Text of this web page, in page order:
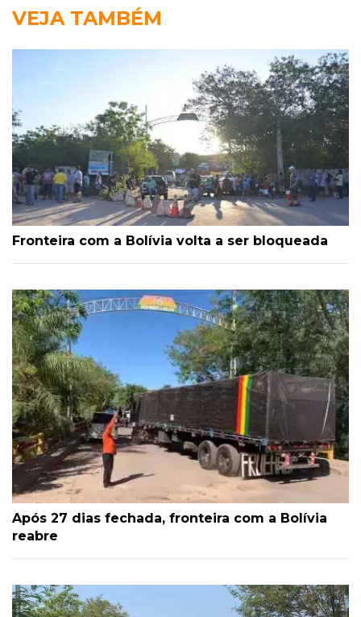
VEJA TAMBÉM
Fronteira com a Bolívia volta a ser bloqueada
Após 27 dias fechada, fronteira com a Bolívia
reabre